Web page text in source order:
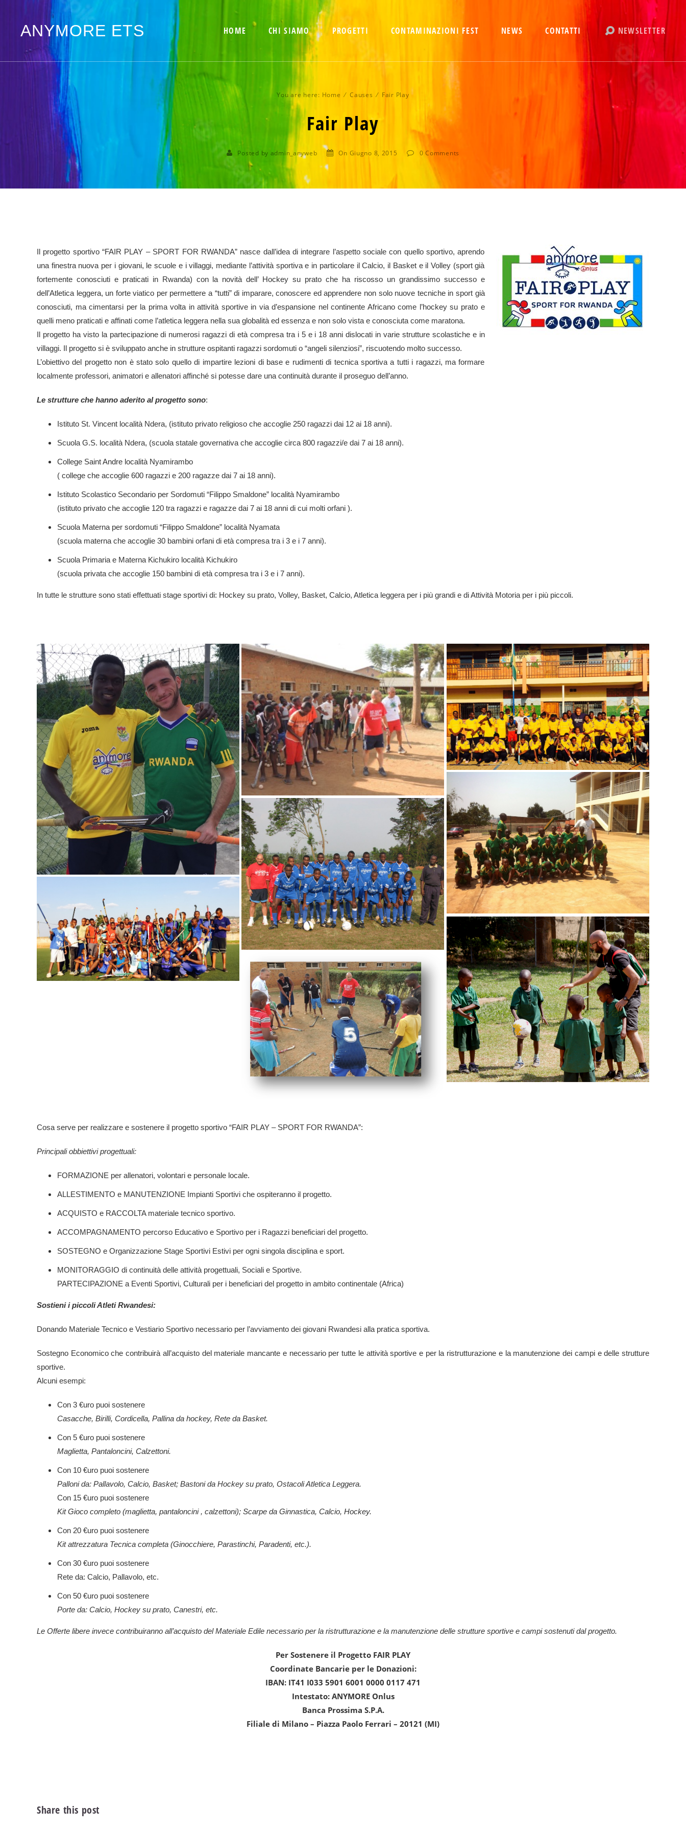
ANYMORE ETS NEWSLETTER
HOME CHI SIAMO PROGETTI CONTAMINAZIONI FEST NEWS CONTATTI
You are here: Home ⁄Causes ⁄ Fair Play
Fair Play
Posted by admin_anyweb On Giugno 8, 2015 0Comments
Il progetto sportivo “FAIR PLAY – SPORT FOR RWANDA” nasce dall’idea di integrare l’aspetto sociale con quello sportivo, aprendo
una finestra nuova per i giovani, le scuole e i villaggi, mediante l’attività sportiva e in particolare il Calcio, il Basket e il Volley (sport già
fortemente conosciuti e praticati in Rwanda) con la novità dell’ Hockey su prato che ha riscosso un grandissimo successo e
dell’Atletica leggera, un forte viatico per permettere a “tutti” di imparare, conoscere ed apprendere non solo nuove tecniche in sport già
conosciuti, ma cimentarsi per la prima volta in attività sportive in via d’espansione nel continente Africano come l’hockey su prato e
quelli meno praticati e affinati come l’atletica leggera nella sua globalità ed essenza e non solo vista e conosciuta come maratona.
Il progetto ha visto la partecipazione di numerosi ragazzi di età compresa tra i 5 e i 18 anni dislocati in varie strutture scolastiche e in
villaggi. Il progetto si è sviluppato anche in strutture ospitanti ragazzi sordomuti o “angeli silenziosi”, riscuotendo molto successo.
L’obiettivo del progetto non è stato solo quello di impartire lezioni di base e rudimenti di tecnica sportiva a tutti i ragazzi, ma formare
localmente professori, animatori e allenatori affinché si potesse dare una continuità durante il proseguo dell’anno.
Le strutture che hanno aderito al progetto sono:
Istituto St. Vincent località Ndera, (istituto privato religioso che accoglie 250 ragazzi dai 12 ai 18 anni).
Scuola G.S. località Ndera, (scuola statale governativa che accoglie circa 800 ragazzi/e dai 7 ai 18 anni).
College Saint Andre località Nyamirambo
( college che accoglie 600 ragazzi e 200 ragazze dai 7 ai 18 anni).
Istituto Scolastico Secondario per Sordomuti “Filippo Smaldone” località Nyamirambo
(istituto privato che accoglie 120 tra ragazzi e ragazze dai 7 ai 18 anni di cui molti orfani ).
Scuola Materna per sordomuti “Filippo Smaldone” località Nyamata
(scuola materna che accoglie 30 bambini orfani di età compresa tra i 3 e i 7 anni).
Scuola Primaria e Materna Kichukiro località Kichukiro
(scuola privata che accoglie 150 bambini di età compresa tra i 3 e i 7 anni).
In tutte le strutture sono stati effettuati stage sportivi di: Hockey su prato, Volley, Basket, Calcio, Atletica leggera per i più grandi e di Attività Motoria per i più piccoli.
Cosa serve per realizzare e sostenere il progetto sportivo “FAIR PLAY – SPORT FOR RWANDA”:
Principali obbiettivi progettuali:
FORMAZIONE per allenatori, volontari e personale locale.
ALLESTIMENTO e MANUTENZIONE Impianti Sportivi che ospiteranno il progetto.
ACQUISTO e RACCOLTA materiale tecnico sportivo.
ACCOMPAGNAMENTO percorso Educativo e Sportivo per i Ragazzi beneficiari del progetto.
SOSTEGNO e Organizzazione Stage Sportivi Estivi per ogni singola disciplina e sport.
MONITORAGGIO di continuità delle attività progettuali, Sociali e Sportive.
PARTECIPAZIONE a Eventi Sportivi, Culturali per i beneficiari del progetto in ambito continentale (Africa)
Sostieni i piccoli Atleti Rwandesi:
Donando Materiale Tecnico e Vestiario Sportivo necessario per l’avviamento dei giovani Rwandesi alla pratica sportiva.
Sostegno Economico che contribuirà all’acquisto del materiale mancante e necessario per tutte le attività sportive e per la ristrutturazione e la manutenzione dei campi e delle strutture
sportive.
Alcuni esempi:
Con 3 €uro puoi sostenere
Casacche, Birilli, Cordicella, Pallina da hockey, Rete da Basket.
Con 5 €uro puoi sostenere
Maglietta, Pantaloncini, Calzettoni.
Con 10 €uro puoi sostenere
Palloni da: Pallavolo, Calcio, Basket; Bastoni da Hockey su prato, Ostacoli Atletica Leggera.
Con 15 €uro puoi sostenere
Kit Gioco completo (maglietta, pantaloncini , calzettoni); Scarpe da Ginnastica, Calcio, Hockey.
Con 20 €uro puoi sostenere
Kit attrezzatura Tecnica completa (Ginocchiere, Parastinchi, Paradenti, etc.).
Con 30 €uro puoi sostenere
Rete da: Calcio, Pallavolo, etc.
Con 50 €uro puoi sostenere
Porte da: Calcio, Hockey su prato, Canestri, etc.
Le Offerte libere invece contribuiranno all’acquisto del Materiale Edile necessario per la ristrutturazione e la manutenzione delle strutture sportive e campi sostenuti dal progetto.
Per Sostenere il Progetto FAIR PLAY
Coordinate Bancarie per le Donazioni:
IBAN: IT41 I033 5901 6001 0000 0117 471
Intestato: ANYMORE Onlus
Banca Prossima S.P.A.
Filiale di Milano – Piazza Paolo Ferrari – 20121 (MI)
Share this post